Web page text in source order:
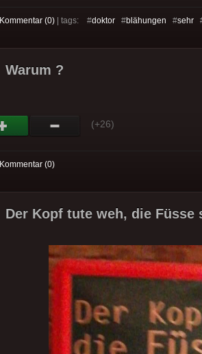
Kommentar (0) | tags: #doktor #blähungen #sehr
Warum ?
(+26)
Kommentar (0)
Der Kopf tute weh, die